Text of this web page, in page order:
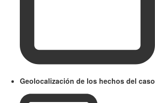
Geolocalización de los hechos del caso